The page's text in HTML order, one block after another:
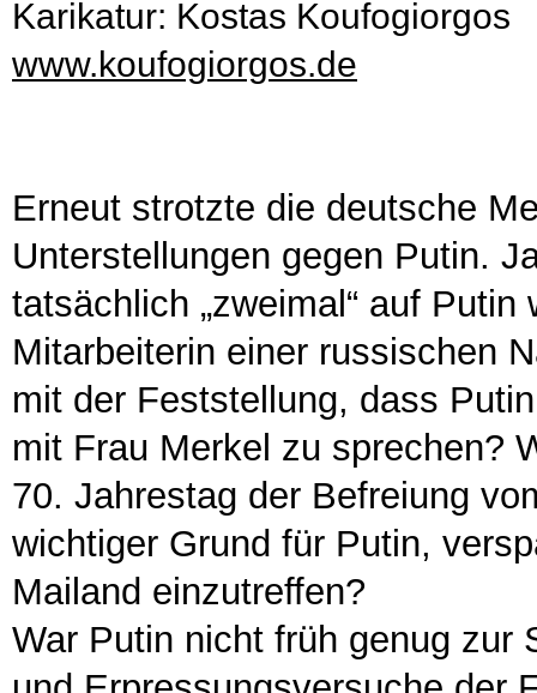
Karikatur: Kostas Koufogiorgos
www.koufogiorgos.de
Erneut strotzte die deutsche
Unterstellungen gegen Putin.
tatsächlich „zweimal“ auf
Mitarbeiterin einer russischen
mit der Feststellung, dass
mit Frau Merkel zu sprechen?
70. Jahrestag der Befreiung
wichtiger Grund für Putin,
Mailand einzutreffen?
War Putin nicht früh genug zur